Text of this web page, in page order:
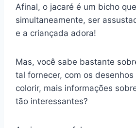
Afinal, o jacaré é um bicho
simultaneamente, ser
e a criançada adora!
Mas, você sabe bastante
tal fornecer, com os
colorir, mais informações
tão interessantes?